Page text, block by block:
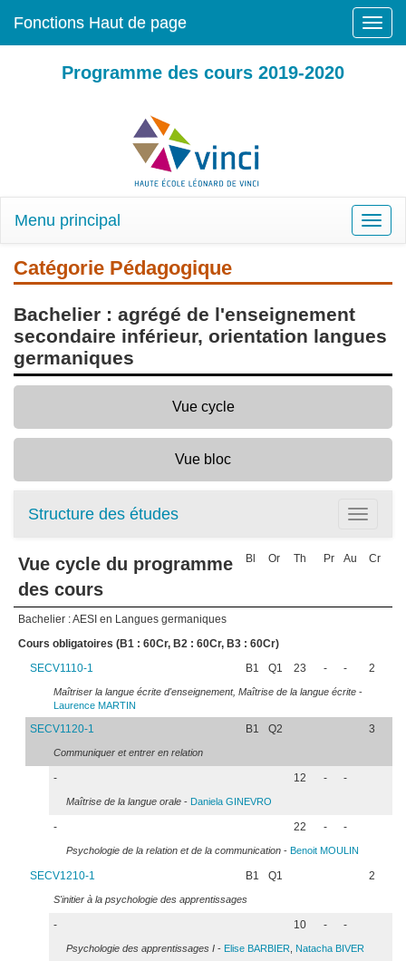
Toggle
Fonctions Haut de page
Programme des cours 2019-2020
Toggle
Menu principal
Catégorie Pédagogique
Bachelier : agrégé de l'enseignement
secondaire inférieur, orientation langues
germaniques
Vue cycle
Vue bloc
Toggle
Structure des études
Vue cycle du programme
des cours
Bl Or Th Pr Au Cr
Bachelier : AESI en Langues germaniques
Cours obligatoires (B1 : 60Cr, B2 : 60Cr, B3 : 60Cr)
SECV1110-1
B1 Q1 23 - - 2
Maîtriser la langue écrite d'enseignement, Maîtrise de la langue écrite -
Laurence MARTIN
SECV1120-1 B1 Q2 3
Communiquer et entrer en relation
- 12 - -
Maîtrise de la langue orale - Daniela GINEVRO
- 22 - -
Psychologie de la relation et de la communication - Benoit MOULIN
SECV1210-1 B1 Q1 2
S'initier à la psychologie des apprentissages
- 10 - -
Psychologie des apprentissages I - Elise BARBIER Natacha BIVER